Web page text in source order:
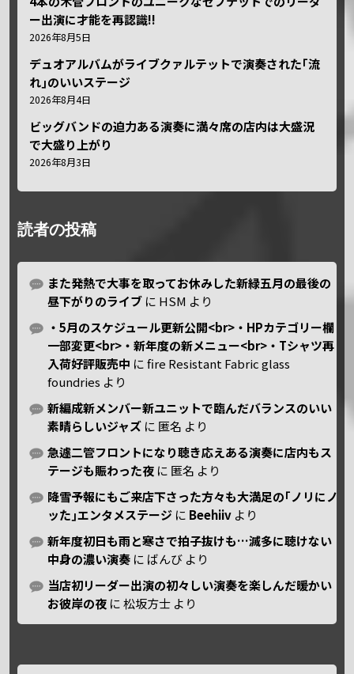
ー出演に才能を再認識!!
2026年8月5日
デュオアルバムがライブクァルテットで演奏された｢流
れ｣のいいステージ
2026年8月4日
ビッグバンドの迫力ある演奏に満々席の店内は大盛況
で大盛り上がり
2026年8月3日
読者の投稿
また発熱で大事を取ってお休みした新緑五月の最後の
昼下がりのライブ に HSM より
・5月のスケジュール更新公開<br>・HPカテゴリー欄
一部変更<br>・新年度の新メニュー<br>・Tシャツ再
入荷好評販売中 にfire Resistant Fabric glass
foundries より
新編成新メンバー新ユニットで臨んだバランスのいい
素晴らしいジャズ に 匿名 より
急遽二管フロントになり聴き応えある演奏に店内もス
テージも賑わった夜 に 匿名 より
降雪予報にもご来店下さった方々も大満足の｢ノリにノ
ッた｣エンタメステージ に Beehiiv より
新年度初日も雨と寒さで拍子抜けも…滅多に聴けない
中身の濃い演奏 に ばんび より
当店初リーダー出演の初々しい演奏を楽しんだ暖かい
お彼岸の夜 に松坂方士 より